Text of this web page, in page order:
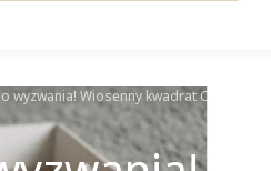
wyzwania! Wiosenny kwadrat